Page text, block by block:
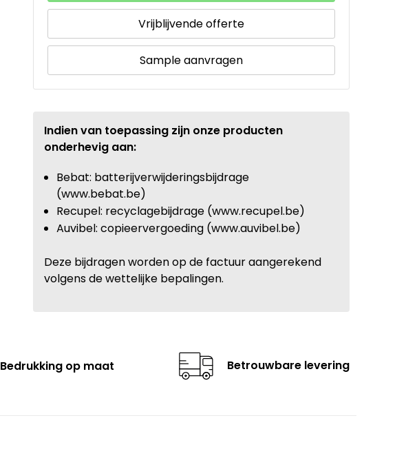
Vrijblijvende offerte
Sample aanvragen
Indien van toepassing zijn onze producten
onderhevig aan:
Bebat: batterijverwijderingsbijdrage
(www.bebat.be)
Recupel: recyclagebijdrage (www.recupel.be)
Auvibel: copieervergoeding (www.auvibel.be)
Deze bijdragen worden op de factuur aangerekend
volgens de wettelijke bepalingen.
Bedrukking op maat Betrouwbare levering